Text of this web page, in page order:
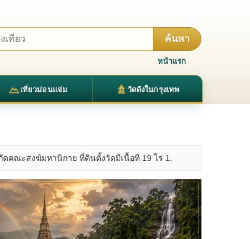
ค้นหา
หน้าแรก
เที่ยวม่อนแจ่ม วัดดังในกรุงเทพ
ดคณะสงฆ์มหานิกาย ที่ดินตั้งวัดมีเนื้อที่ 19 ไร่ 1.